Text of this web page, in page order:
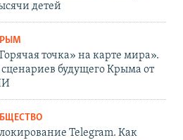
детей
точка» на карте мира».
сценариев будущего Крыма от
Telegram. Как